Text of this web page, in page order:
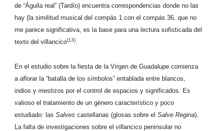
de “Águila real” (Tardío) encuentra correspondencias donde no las
hay (la similitud musical del compás 1 con el compás 36, que no
me parece significativa, es la base para una lectura sofisticada del
texto del villancico(13).
En el estudio sobre la fiesta de la Virgen de Guadalupe comienza
a aflorar la “batalla de los símbolos” entablada entre blancos,
indios y mestizos por el control de espacios y significados. Es
valioso el tratamiento de un género característico y poco
estudiado: las Salves castellanas (glosas sobre el Salve Regina).
La falta de investigaciones sobre el villancico peninsular no